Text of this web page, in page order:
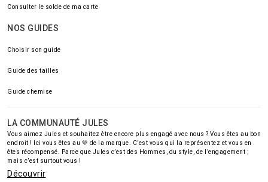
Consulter le solde de ma carte
NOS GUIDES
Choisir son guide
Guide des tailles
Guide chemise
LA COMMUNAUTÉ JULES
Vous aimez Jules et souhaitez être encore plus engagé avec nous ? Vous êtes au bon
endroit ! Ici vous êtes au 💚 de la marque. C’est vous qui la représentez et vous en
êtes récompensé. Parce que Jules c’est des Hommes, du style, de l’engagement ;
mais c’est surtout vous !
Découvrir